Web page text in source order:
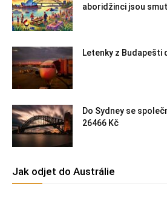
aboridžinci jsou
Letenky z Budapešti
Do Sydney se
26466 Kč
Jak odjet do Austrálie